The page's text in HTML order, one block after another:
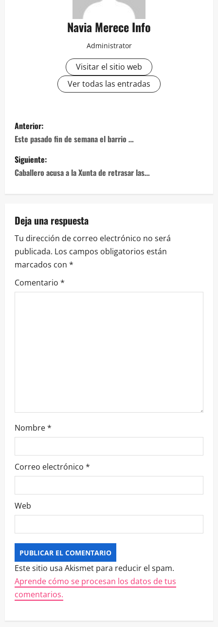
Navia Merece Info
Administrator
Visitar el sitio web
Ver todas las entradas
Navegación
de
entradas
Anterior:
Este pasado fin de semana el barrio …
Siguiente:
Caballero acusa a la Xunta de retrasar las…
Deja una respuesta
Tu dirección de correo electrónico no será
publicada. Los campos obligatorios están
marcados con *
Comentario *
Nombre*
Correo electrónico *
Web
Este sitio usa Akismet para reducir el spam.
Aprende cómo se procesan los datos de tus
comentarios.